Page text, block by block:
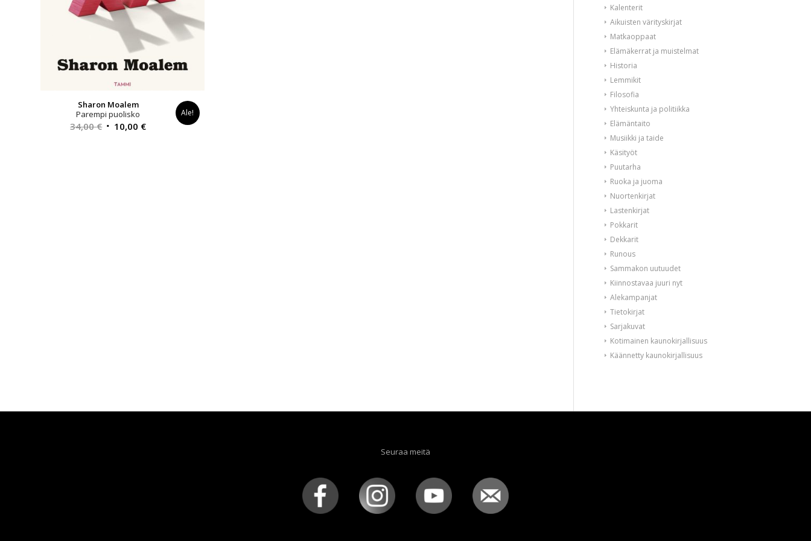
Sharon Moalem
Parempi puolisko
34,00€ Alkuperäinen
10,00 €Nykyinen
Ale!
Kalenterit
Aikuisten värityskirjat
Matkaoppaat
Elämäkerrat ja muistelmat
Historia
Lemmikit
Filosofia
Yhteiskunta ja politiikka
Elämäntaito
Musiikki ja taide
Käsityöt
Puutarha
Ruoka ja juoma
Nuortenkirjat
Lastenkirjat
Pokkarit
Dekkarit
Runous
Sammakon uutuudet
Kiinnostavaa juuri nyt
Alekampanjat
Tietokirjat
Sarjakuvat
Kotimainen kaunokirjallisuus
Käännetty kaunokirjallisuus
Seuraa meitä